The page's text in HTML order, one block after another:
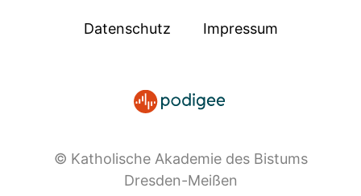
Datenschutz Impressum
© Katholische Akademie des Bistums
Dresden-Meißen